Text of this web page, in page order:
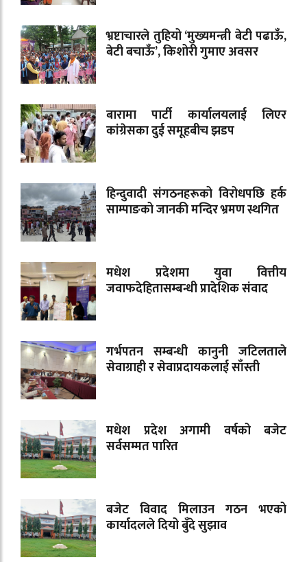
भ्रष्टाचारले तुहियो ‘मुख्यमन्त्री बेटी पढाऊँ,
बेटी बचाऊँ’, किशोरी गुमाए अवसर
बारामा पार्टी कार्यालयलाई लिएर
कांग्रेसका दुई समूहबीच झडप
हिन्दुवादी संगठनहरूको विरोधपछि हर्क
साम्पाङको जानकी मन्दिर भ्रमण स्थगित
मधेश प्रदेशमा युवा वित्तीय
जवाफदेहितासम्बन्धी प्रादेशिक संवाद
गर्भपतन सम्बन्धी कानुनी जटिलताले
सेवाग्राही र सेवाप्रदायकलाई साँस्ती
मधेश प्रदेश अगामी वर्षको बजेट
सर्वसम्मत पारित
बजेट विवाद मिलाउन गठन भएको
कार्यादलले दियो बुँदे सुझाव